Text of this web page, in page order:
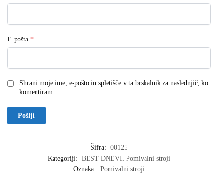
E-pošta *
Shrani moje ime, e-pošto in spletišče v ta brskalnik za naslednjič, ko
komentiram.
Šifra:
00125
Kategoriji:
BEST DNEVI Pomivalni stroji
Oznaka:
Pomivalni stroji